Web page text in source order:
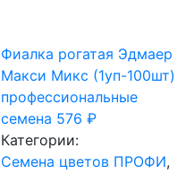
Фиалка рогатая Эдмаер
Макси Микс (1уп-100шт)
профессиональные
семена 576₽
Категории:
Cемена цветов ПРОФИ,